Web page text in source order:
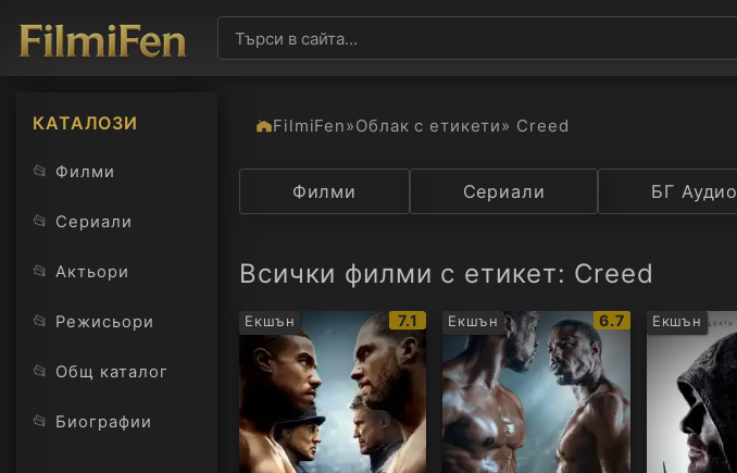
КАТАЛОЗИ
📂 Филми
📂 Сериали
📂 Актьори
📂 Режисьори
📂 Общ каталог
📂 Биографии
FilmiFen»Облак с етикети» Creed
Категория Държава
Филми Сериали БГ Аудио
Всички филми с етикет: Creed
Екшън
IMDb
рейтинг:
7.1 Екшън
IMDb
рейтинг:
6.7 Екшън